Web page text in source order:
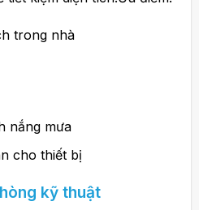
trong nhà
nắng mưa
cho thiết bị
kỹ thuật